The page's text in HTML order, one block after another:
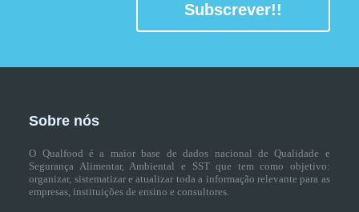
Subscrever!!
Sobre nós
O Qualfood é a maior base de dados nacional de Qualidade e
Segurança Alimentar, Ambiental e SST que tem como objetivo:
organizar, sistematizar e atualizar toda a informação relevante para as
empresas, instituições de ensino e consultores.